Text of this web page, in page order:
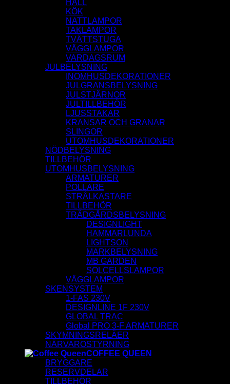
HALL
KÖK
NATTLAMPOR
TAKLAMPOR
TVÄTTSTUGA
VÄGGLAMPOR
VARDAGSRUM
JULBELYSNING
INOMHUSDEKORATIONER
JULGRANSBELYSNING
JULSTJÄRNOR
JULTILLBEHÖR
LJUSSTAKAR
KRANSAR OCH GRANAR
SLINGOR
UTOMHUSDEKORATIONER
NÖDBELYSNING
TILLBEHÖR
UTOMHUSBELYSNING
ARMATURER
POLLARE
STRÅLKASTARE
TILLBEHÖR
TRÄDGÅRDSBELYSNING
DESIGNLIGHT
HAMMARLUNDA
LIGHTSON
MARKBELYSNING
MB GARDEN
SOLCELLSLAMPOR
VÄGGLAMPOR
SKENSYSTEM
1-FAS 230V
DESIGNLINE 1F 230V
GLOBAL TRAC
Global PRO 3-F ARMATURER
SKYMNINGSRELÄER
NÄRVAROSTYRNING
COFFEE QUEEN
BRYGGARE
RESERVDELAR
TILLBEHÖR